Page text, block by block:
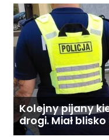
Kolejny pijany
drogi. Miał